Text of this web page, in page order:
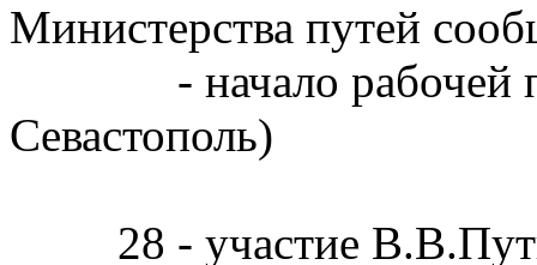
Министерства путей
- начало рабочей
Севастополь)
28 - участие